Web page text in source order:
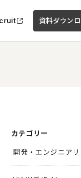
資料ダウン
カテゴリー
開発・エンジニアリ